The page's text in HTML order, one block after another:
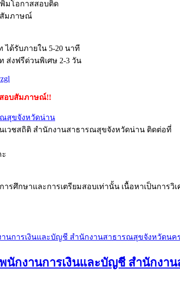
มโอกาสสอบติด
สัมภาษณ์
ได้รับภายใน 5-20 นาที
ส่งฟรีด่วนพิเศษ 2-3 วัน
สอบสัมภาษณ์!!
สุขจังหวัดน่าน
เวชสถิติ สำนักงานสาธารณสุขจังหวัดน่าน ติดต่อที่
รศึกษาและการเตรียมสอบเท่านั้น เนื้อหาเป็นการ
นักงานการเงินและบัญชี สำนักงา